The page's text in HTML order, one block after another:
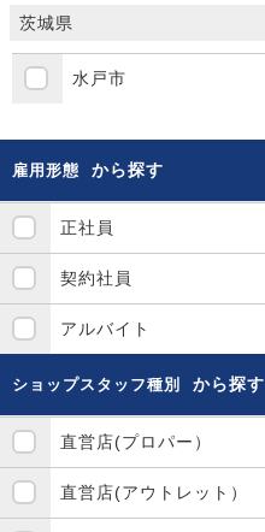
茨城県
水戸市
雇用形態 から探す
正社員
契約社員
アルバイト
ショップスタッフ種別 から探す
直営店(プロパー）
直営店(アウトレット）